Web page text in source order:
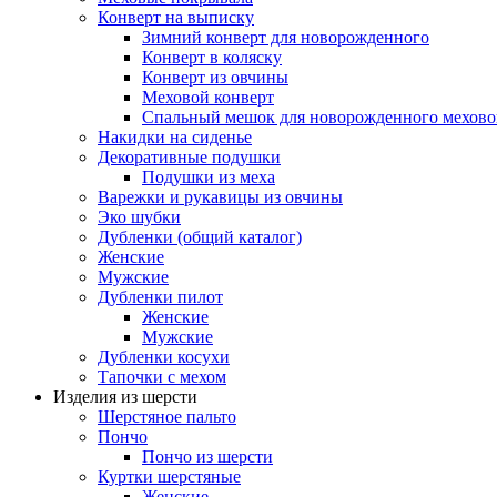
Конверт на выписку
Зимний конверт для новорожденного
Конверт в коляску
Конверт из овчины
Меховой конверт
Спальный мешок для новорожденного
Накидки на сиденье
Декоративные подушки
Подушки из меха
Варежки и рукавицы из овчины
Эко шубки
Дубленки (общий каталог)
Женские
Мужские
Дубленки пилот
Женские
Мужские
Дубленки косухи
Тапочки с мехом
Изделия из шерсти
Шерстяное пальто
Пончо
Пончо из шерсти
Куртки шерстяные